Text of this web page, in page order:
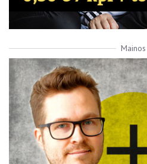
Mainos